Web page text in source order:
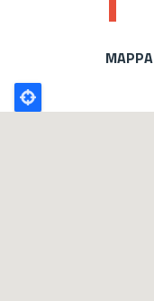
MAPPA
Poligono
GEO